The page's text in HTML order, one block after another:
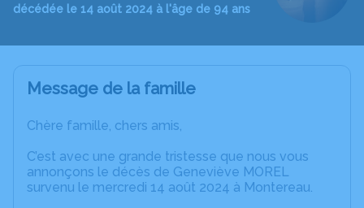
décédée le 14 août 2024 à l'âge de 94 ans
Message de la famille
Chère famille, chers amis,
C’est avec une grande tristesse que nous vous
annonçons le décès de Geneviève MOREL
survenu le mercredi 14 août 2024 à Montereau.